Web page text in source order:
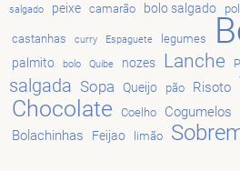
salgado
peixe camarão bolo salgado
castanhas curry Espaguete legumes
palmito
bolo Quibe nozes Lanche
salgada Sopa Queijo pão Risoto
Chocolate Coelho Cogumelos
Bolachinhas Feijao limão